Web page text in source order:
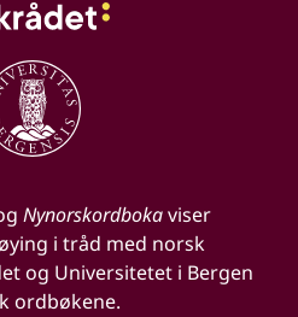
Nynorskordbokaviser
i tråd med norsk
og Universitetet i Bergen
ordbøkene.